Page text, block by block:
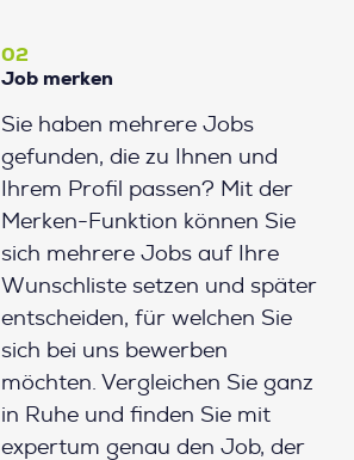
02
Job merken
Sie haben mehrere Jobs
gefunden, die zu Ihnen und
Ihrem Profil passen? Mit der
Merken-Funktion können Sie
sich mehrere Jobs auf Ihre
Wunschliste setzen und später
entscheiden, für welchen Sie
sich bei uns bewerben
möchten. Vergleichen Sie ganz
in Ruhe und finden Sie mit
expertum genau den Job, der